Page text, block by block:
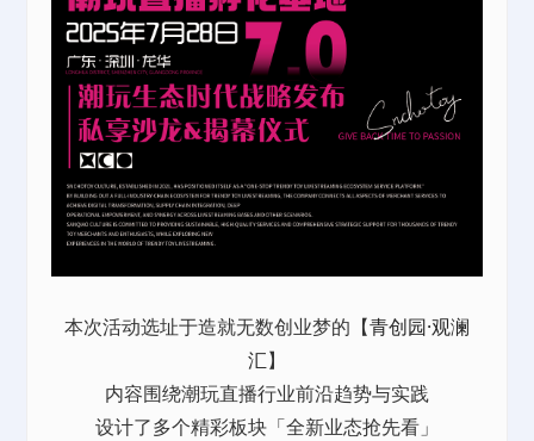
本次活动选址于造就无数创业梦的【青创园·观澜
汇】
内容围绕潮玩直播行业前沿趋势与实践
设计了多个精彩板块「全新业态抢先看」